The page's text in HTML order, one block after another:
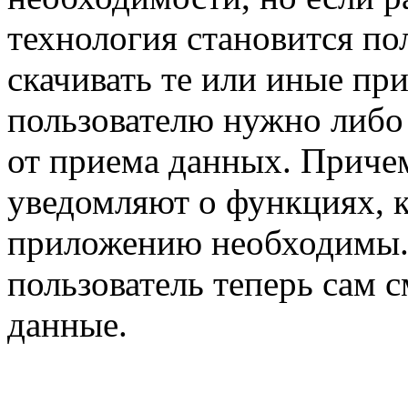
технология становится
скачивать те или иные
пользователю нужно либо
от приема данных.
уведомляют о функциях,
приложению
пользователь теперь
данные.